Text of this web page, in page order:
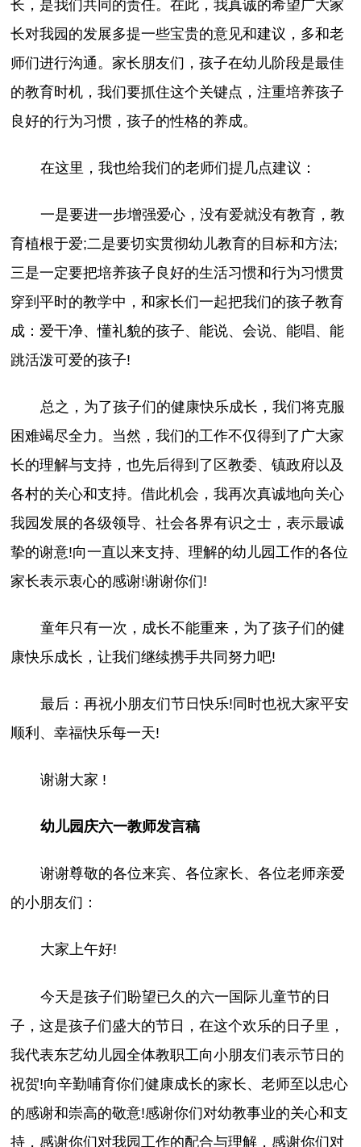
长，是我们共同的责任。在此，我真诚的希望广大家
长对我园的发展多提一些宝贵的意见和建议，多和老
师们进行沟通。家长朋友们，孩子在幼儿阶段是最佳
的教育时机，我们要抓住这个关键点，注重培养孩子
良好的行为习惯，孩子的性格的养成。
在这里，我也给我们的老师们提几点建议：
一是要进一步增强爱心，没有爱就没有教育，教
育植根于爱;二是要切实贯彻幼儿教育的目标和方法;
三是一定要把培养孩子良好的生活习惯和行为习惯贯
穿到平时的教学中，和家长们一起把我们的孩子教育
成：爱干净、懂礼貌的孩子、能说、会说、能唱、能
跳活泼可爱的孩子!
总之，为了孩子们的健康快乐成长，我们将克服
困难竭尽全力。当然，我们的工作不仅得到了广大家
长的理解与支持，也先后得到了区教委、镇政府以及
各村的关心和支持。借此机会，我再次真诚地向关心
我园发展的各级领导、社会各界有识之士，表示最诚
挚的谢意!向一直以来支持、理解的幼儿园工作的各位
家长表示衷心的感谢!谢谢你们!
童年只有一次，成长不能重来，为了孩子们的健
康快乐成长，让我们继续携手共同努力吧!
最后：再祝小朋友们节日快乐!同时也祝大家平安
顺利、幸福快乐每一天!
谢谢大家 !
幼儿园庆六一教师发言稿
谢谢尊敬的各位来宾、各位家长、各位老师亲爱
的小朋友们：
大家上午好!
今天是孩子们盼望已久的六一国际儿童节的日
子，这是孩子们盛大的节日，在这个欢乐的日子里，
我代表东艺幼儿园全体教职工向小朋友们表示节日的
祝贺!向辛勤哺育你们健康成长的家长、老师至以忠心
的感谢和崇高的敬意!感谢你们对幼教事业的关心和支
持，感谢你们对我园工作的配合与理解，感谢你们对